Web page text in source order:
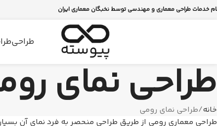
خدمات طراحی معماری و مهندسی توسط نخبگان معماری ایران
طراحی
طراحی نمای
خانه طراحی نمای رومی
طراحی معماری رومی از طریق طراحی منحصر به فرد نمای آن